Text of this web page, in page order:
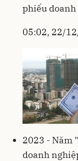
phiếu
05:02, 22/
2023 - Năm
doanh